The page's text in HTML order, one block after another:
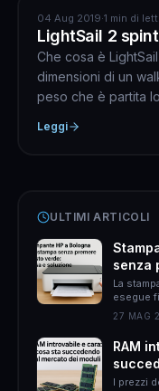
ASTRONAVI
04 Aug 2019·1 min di
LightSail 2
Che cosa è
dimensioni di un
peso che è partita
Leggi
ULTIMI ARTICOLI
senza
La
esegue
è quasi
27 MAG
RAM
I prezzi